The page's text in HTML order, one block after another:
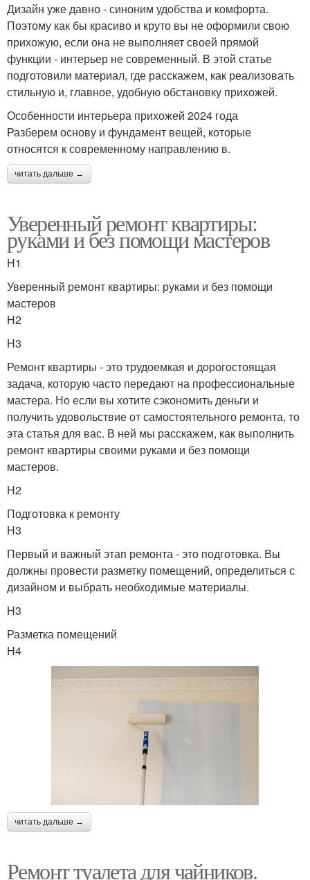
Дизайн уже давно - синоним удобства и комфорта.
Поэтому как бы красиво и круто вы не оформили свою
прихожую, если она не выполняет своей прямой
функции - интерьер не современный. В этой статье
подготовили материал, где расскажем, как реализовать
стильную и, главное, удобную обстановку прихожей.
Особенности интерьера прихожей 2024 года
Разберем основу и фундамент вещей, которые
относятся к современному направлению в.
читать дальше →
Уверенный ремонт квартиры:
руками и без помощи мастеров
H1
Уверенный ремонт квартиры: руками и без помощи
мастеров
H2
H3
Ремонт квартиры - это трудоемкая и дорогостоящая
задача, которую часто передают на профессиональные
мастера. Но если вы хотите сэкономить деньги и
получить удовольствие от самостоятельного ремонта, то
эта статья для вас. В ней мы расскажем, как выполнить
ремонт квартиры своими руками и без помощи
мастеров.
H2
Подготовка к ремонту
H3
Первый и важный этап ремонта - это подготовка. Вы
должны провести разметку помещений, определиться с
дизайном и выбрать необходимые материалы.
H3
Разметка помещений
H4
читать дальше →
Ремонт туалета для чайников.